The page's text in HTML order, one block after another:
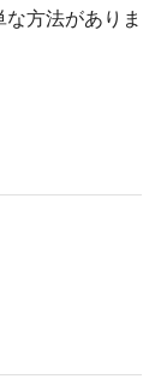
方法がありま